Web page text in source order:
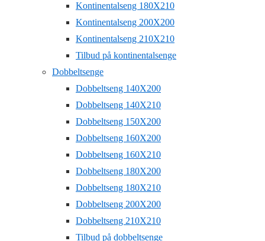
Kontinentalseng 180X210
Kontinentalseng 200X200
Kontinentalseng 210X210
Tilbud på kontinentalsenge
Dobbeltsenge
Dobbeltseng 140X200
Dobbeltseng 140X210
Dobbeltseng 150X200
Dobbeltseng 160X200
Dobbeltseng 160X210
Dobbeltseng 180X200
Dobbeltseng 180X210
Dobbeltseng 200X200
Dobbeltseng 210X210
Tilbud på dobbeltsenge